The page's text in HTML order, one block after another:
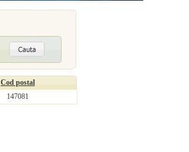
Cod postal
147081